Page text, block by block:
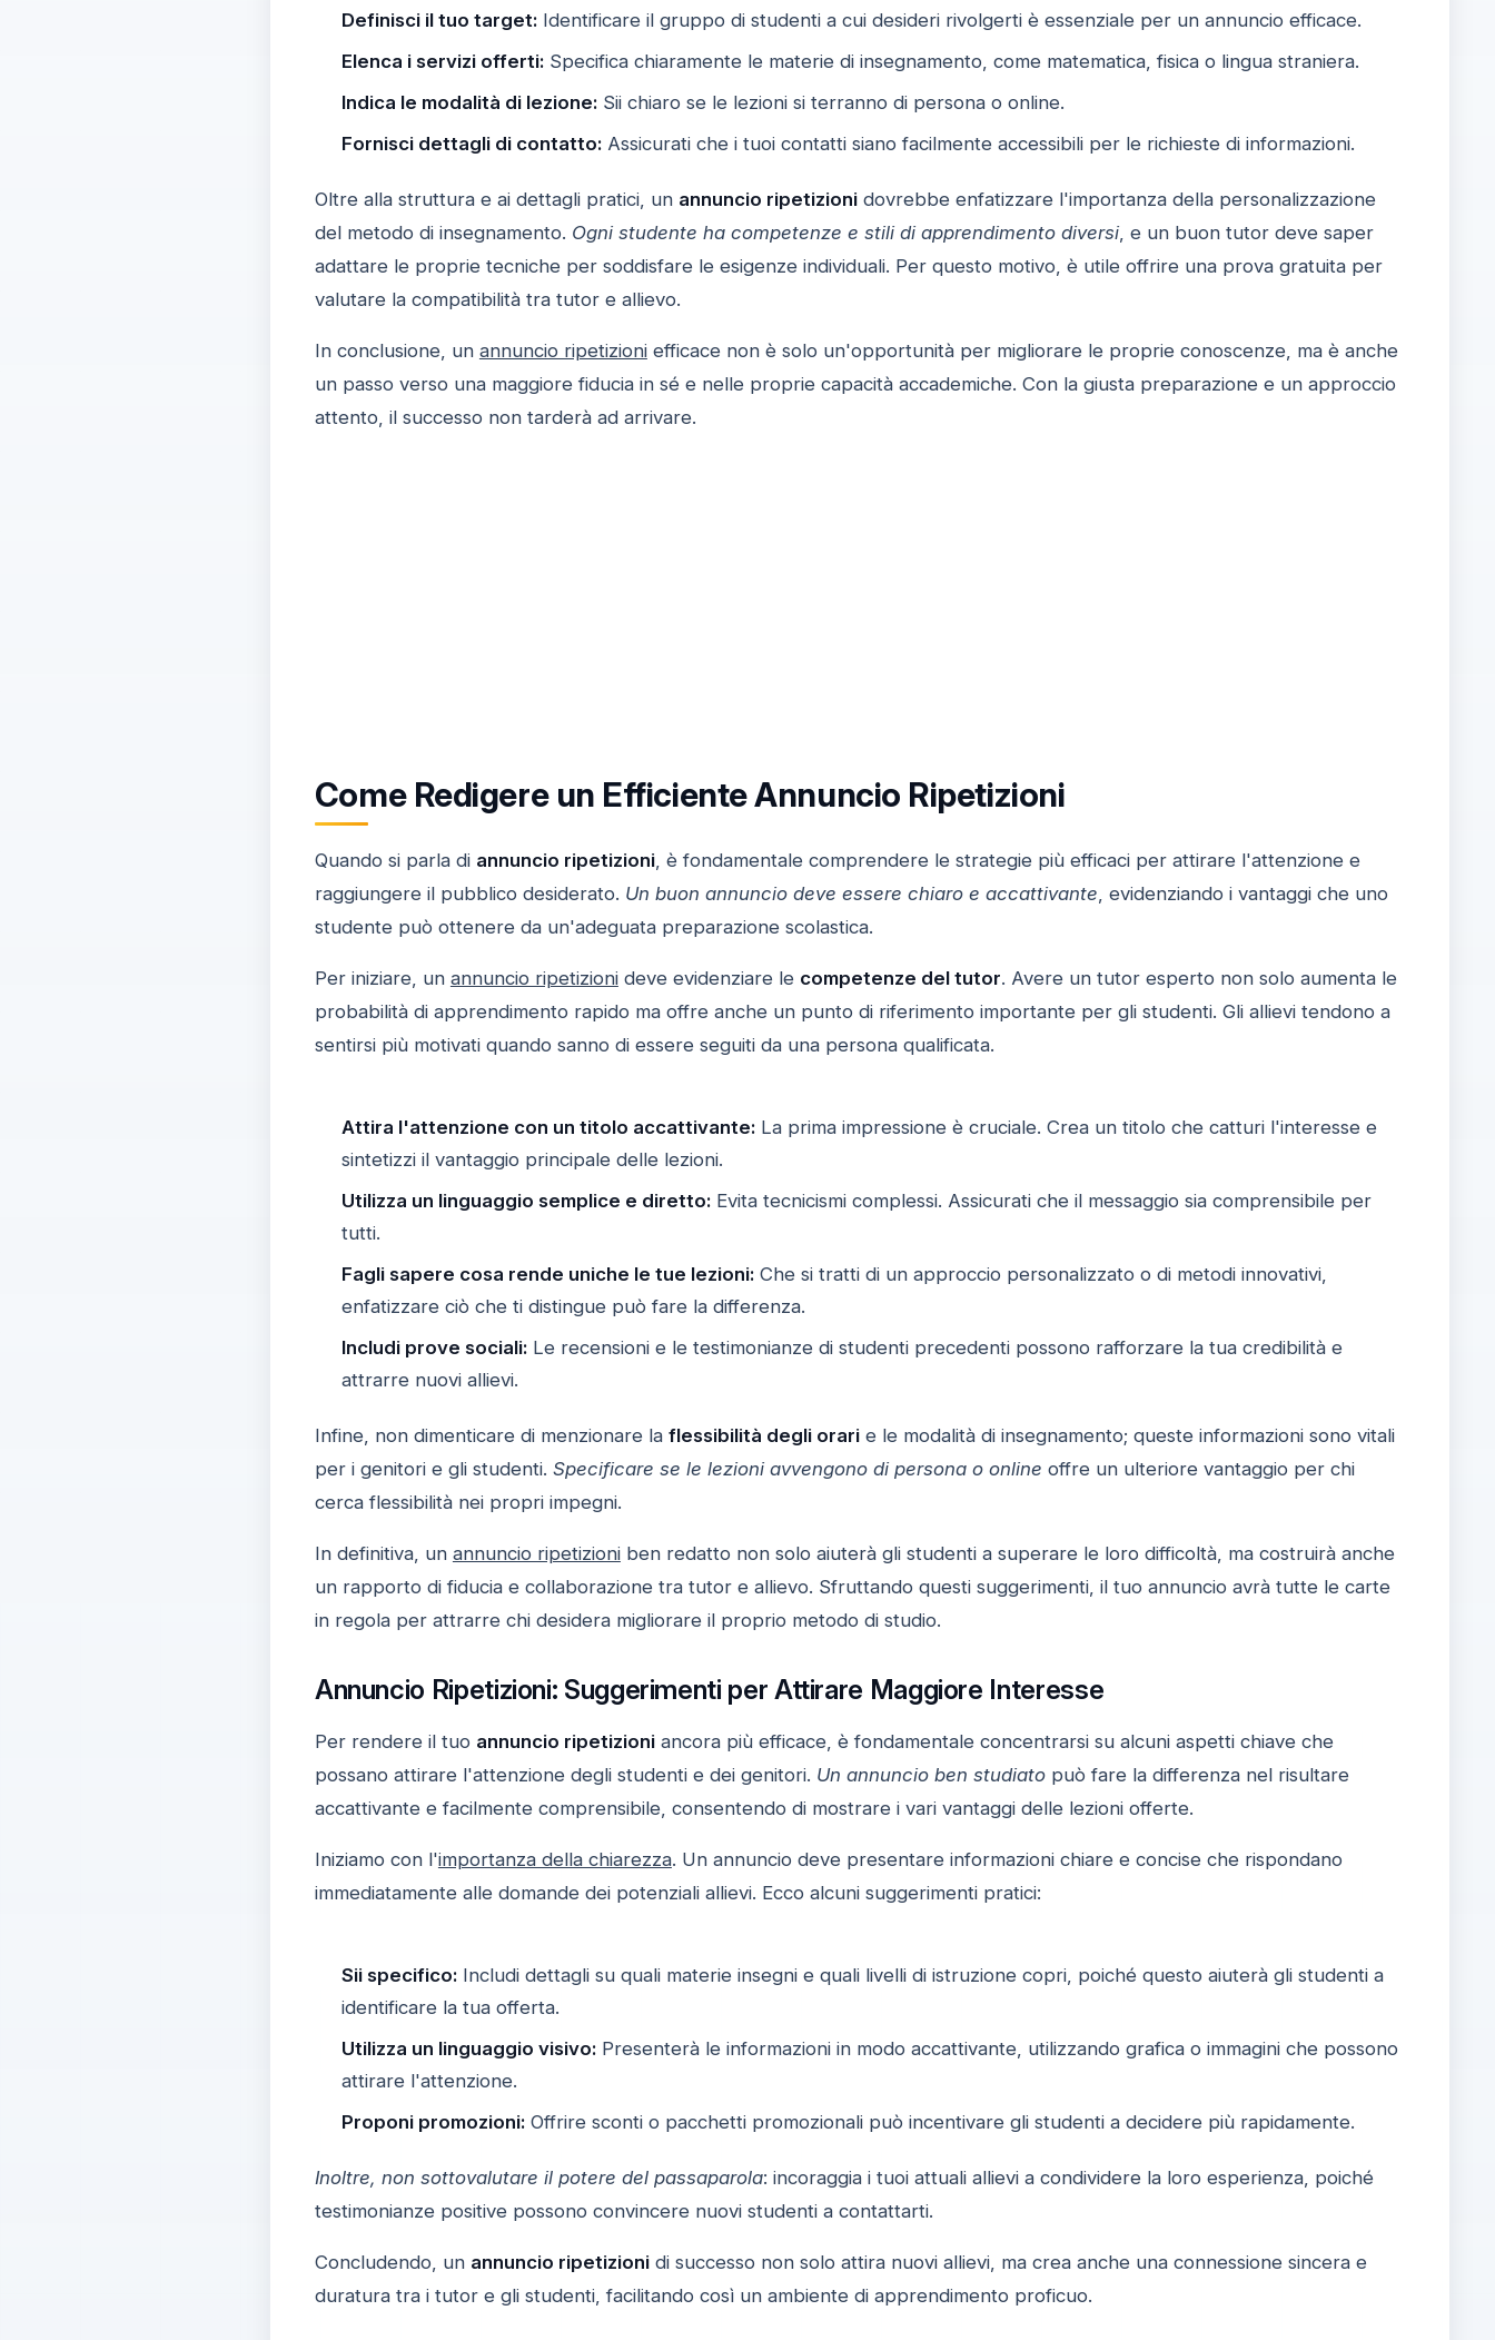
Definisci il tuo target:Identificare il gruppo di studenti a cui desideri rivolgerti è essenziale per un annuncio efficace.
Elenca i servizi offerti:Specifica chiaramente le materie di insegnamento, come matematica, fisica o lingua straniera.
Indica le modalità di lezione:Sii chiaro se le lezioni si terranno di persona o online.
Fornisci dettagli di contatto:Assicurati che i tuoi contatti siano facilmente accessibili per le richieste di informazioni.
Oltre alla struttura e ai dettagli pratici, un annuncio ripetizionidovrebbe enfatizzare l'importanza della personalizzazione
del metodo di insegnamento. Ogni studente ha competenze e stili di apprendimento diversi, e un buon tutor deve saper
adattare le proprie tecniche per soddisfare le esigenze individuali. Per questo motivo, è utile offrire una prova gratuita per
valutare la compatibilità tra tutor e allievo.
In conclusione, un annuncio ripetizioniefficace non è solo un'opportunità per migliorare le proprie conoscenze, ma è anche
un passo verso una maggiore fiducia in sé e nelle proprie capacità accademiche. Con la giusta preparazione e un approccio
attento, il successo non tarderà ad arrivare.
Come Redigere un Efficiente Annuncio Ripetizioni
Quando si parla di annuncio ripetizioni, è fondamentale comprendere le strategie più efficaci per attirare l'attenzione e
raggiungere il pubblico desiderato. Un buon annuncio deve essere chiaro e accattivante , evidenziando i vantaggi che uno
studente può ottenere da un'adeguata preparazione scolastica.
Per iniziare, un annuncio ripetizionideve evidenziare le competenze del tutor. Avere un tutor esperto non solo aumenta le
probabilità di apprendimento rapido ma offre anche un punto di riferimento importante per gli studenti. Gli allievi tendono a
sentirsi più motivati quando sanno di essere seguiti da una persona qualificata.
Attira l'attenzione con un titolo accattivante:La prima impressione è cruciale. Crea un titolo che catturi l'interesse e
sintetizzi il vantaggio principale delle lezioni.
Utilizza un linguaggio semplice e diretto:Evita tecnicismi complessi. Assicurati che il messaggio sia comprensibile per
tutti.
Fagli sapere cosa rende uniche le tue lezioni:Che si tratti di un approccio personalizzato o di metodi innovativi,
enfatizzare ciò che ti distingue può fare la differenza.
Includi prove sociali:Le recensioni e le testimonianze di studenti precedenti possono rafforzare la tua credibilità e
attrarre nuovi allievi.
Infine, non dimenticare di menzionare la flessibilità degli orarie le modalità di insegnamento; queste informazioni sono vitali
per i genitori e gli studenti. Specificare se le lezioni avvengono di persona o online offre un ulteriore vantaggio per chi
cerca flessibilità nei propri impegni.
In definitiva, un annuncio ripetizioniben redatto non solo aiuterà gli studenti a superare le loro difficoltà, ma costruirà anche
un rapporto di fiducia e collaborazione tra tutor e allievo. Sfruttando questi suggerimenti, il tuo annuncio avrà tutte le carte
in regola per attrarre chi desidera migliorare il proprio metodo di studio.
Annuncio Ripetizioni: Suggerimenti per Attirare Maggiore Interesse
Per rendere il tuo annuncio ripetizioniancora più efficace, è fondamentale concentrarsi su alcuni aspetti chiave che
possano attirare l'attenzione degli studenti e dei genitori. Un annuncio ben studiatopuò fare la differenza nel risultare
accattivante e facilmente comprensibile, consentendo di mostrare i vari vantaggi delle lezioni offerte.
Iniziamo con l'importanza della chiarezza. Un annuncio deve presentare informazioni chiare e concise che rispondano
immediatamente alle domande dei potenziali allievi. Ecco alcuni suggerimenti pratici:
Sii specifico:Includi dettagli su quali materie insegni e quali livelli di istruzione copri, poiché questo aiuterà gli studenti a
identificare la tua offerta.
Utilizza un linguaggio visivo:Presenterà le informazioni in modo accattivante, utilizzando grafica o immagini che possono
attirare l'attenzione.
Proponi promozioni:Offrire sconti o pacchetti promozionali può incentivare gli studenti a decidere più rapidamente.
Inoltre, non sottovalutare il potere del passaparola: incoraggia i tuoi attuali allievi a condividere la loro esperienza, poiché
testimonianze positive possono convincere nuovi studenti a contattarti.
Concludendo, un annuncio ripetizionidi successo non solo attira nuovi allievi, ma crea anche una connessione sincera e
duratura tra i tutor e gli studenti, facilitando così un ambiente di apprendimento proficuo.